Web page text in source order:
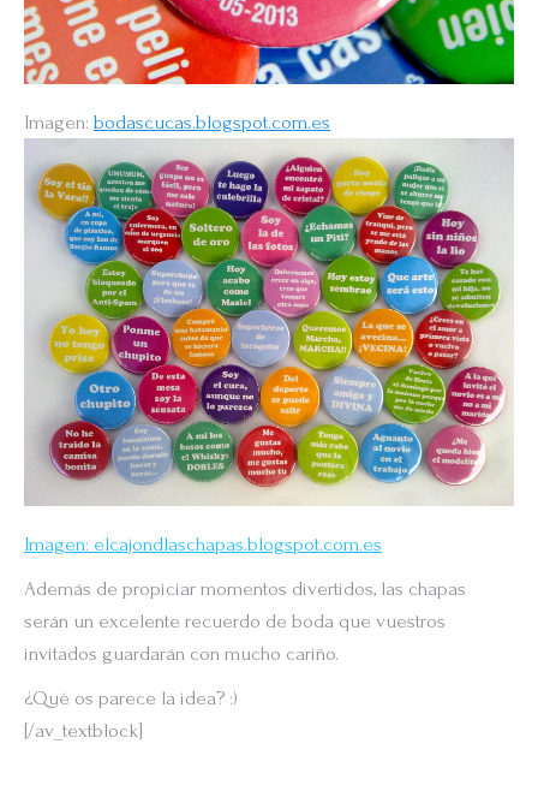
Imagen: bodascucas.blogspot.com.es
Imagen: elcajondlaschapas.blogspot.com.es
Además de propiciar momentos divertidos, las chapas
serán un excelente recuerdo de boda que vuestros
invitados guardarán con mucho cariño.
¿Qué os parece la idea? :)
[/av_textblock]